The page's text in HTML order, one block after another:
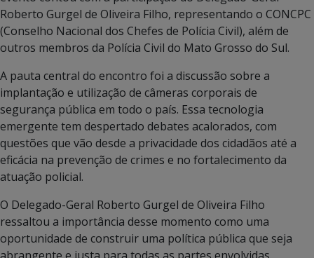
Roberto Gurgel de Oliveira Filho, representando o CONCPC
(Conselho Nacional dos Chefes de Polícia Civil), além de
outros membros da Polícia Civil do Mato Grosso do Sul.
A pauta central do encontro foi a discussão sobre a
implantação e utilização de câmeras corporais de
segurança pública em todo o país. Essa tecnologia
emergente tem despertado debates acalorados, com
questões que vão desde a privacidade dos cidadãos até a
eficácia na prevenção de crimes e no fortalecimento da
atuação policial.
O Delegado-Geral Roberto Gurgel de Oliveira Filho
ressaltou a importância desse momento como uma
oportunidade de construir uma política pública que seja
abrangente e justa para todas as partes envolvidas.